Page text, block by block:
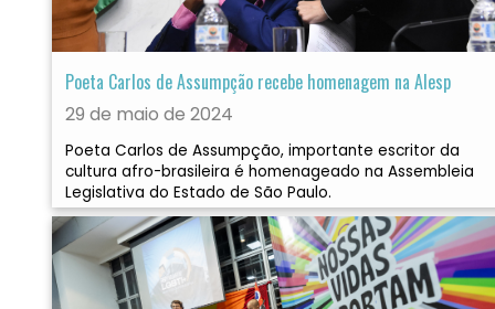
Poeta Carlos de Assumpção recebe homenagem na Alesp
29 de maio de 2024
Poeta Carlos de Assumpção, importante escritor da
cultura afro-brasileira é homenageado na Assembleia
Legislativa do Estado de São Paulo.